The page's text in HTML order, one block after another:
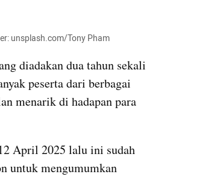
unsplash.com/Tony Pham
diadakan dua tahun sekali
peserta dari berbagai
menarik di hadapan para
April 2025 lalu ini sudah
untuk mengumumkan